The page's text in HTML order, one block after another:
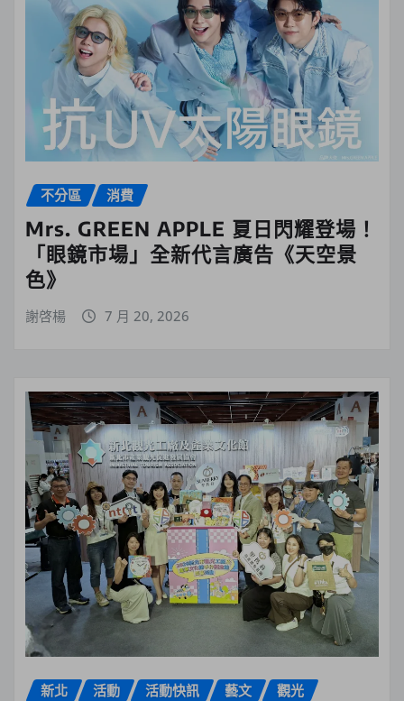
不分區 消費
Mrs. GREEN APPLE 夏日閃耀登場！
「眼鏡市場」全新代言廣告《天空景
色》
謝啓楊 7 月 20, 2026
新北 活動 活動快訊 藝文 觀光